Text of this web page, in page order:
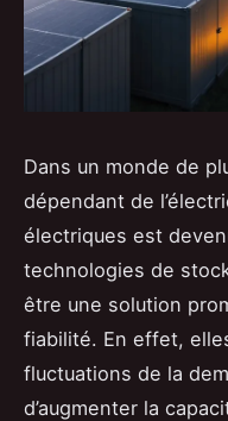
Dans un monde de
dépendant de
électriques est
technologies de
être une solution
fiabilité. En effet,
fluctuations de la
d’augmenter la